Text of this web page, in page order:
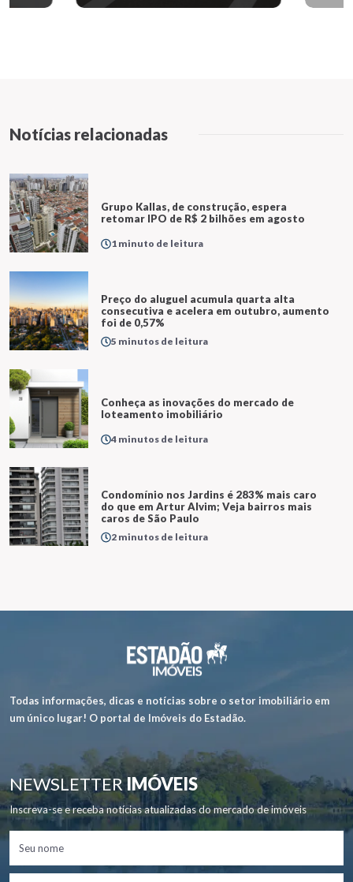
Notícias relacionadas
Grupo Kallas, de construção, espera
retomar IPO de R$ 2 bilhões em agosto
1 minuto de leitura
Preço do aluguel acumula quarta alta
consecutiva e acelera em outubro, aumento
foi de 0,57%
5 minutos de leitura
Conheça as inovações do mercado de
loteamento imobiliário
4 minutos de leitura
Condomínio nos Jardins é 283% mais caro
do que em Artur Alvim; Veja bairros mais
caros de São Paulo
2 minutos de leitura
Todas informações, dicas e notícias sobre o setor imobiliário em
um único lugar! O portal de Imóveis do Estadão.
NEWSLETTERIMÓVEIS
Inscreva-se e receba notícias atualizadas do mercado de imóveis